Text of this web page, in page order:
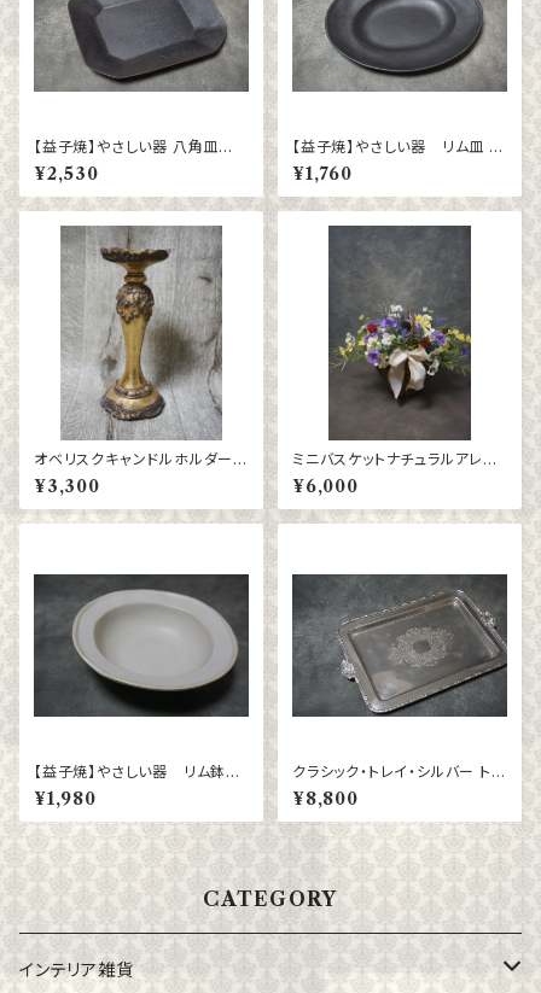
【益子焼】やさしい器 八角皿
（大）ブロンズ黒マット
¥2,530
【益子焼】やさしい器 リム皿 楕
円（小）ブロンズ黒マット
¥1,760
オベリスクキャンドルホルダーゴ
ールド
¥3,300
ミニバスケットナチュラルアレン
ジ
¥6,000
【益子焼】やさしい器 リム鉢
kinari
¥1,980
クラシック・トレイ・シルバー トレ
ー
¥8,800
CATEGORY
インテリア雑貨